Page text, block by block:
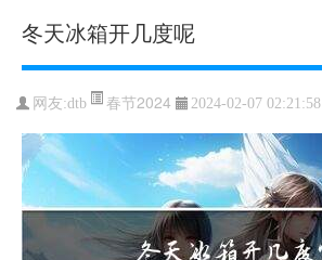
冬天冰箱开几度呢
网友:dtb 春节2024 2024-02-07 02:21:58